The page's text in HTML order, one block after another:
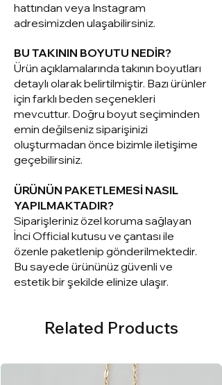
hattından veya Instagram
adresimizden ulaşabilirsiniz.
BU TAKININ BOYUTU NEDİR?
Ürün açıklamalarında takının boyutları
detaylı olarak belirtilmiştir. Bazı ürünler
için farklı beden seçenekleri
mevcuttur. Doğru boyut seçiminden
emin değilseniz siparişinizi
oluşturmadan önce bizimle iletişime
geçebilirsiniz.
ÜRÜNÜN PAKETLEMESİ NASIL
YAPILMAKTADIR?
Siparişleriniz özel koruma sağlayan
İnci Official kutusu ve çantası ile
özenle paketlenip gönderilmektedir.
Bu sayede ürününüz güvenli ve
estetik bir şekilde elinize ulaşır.
Related Products